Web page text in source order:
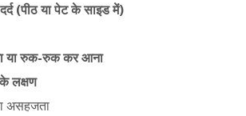
(पीठ या पेट के साइड में)
या रुक-रुक कर आना
लक्षण
असहजता